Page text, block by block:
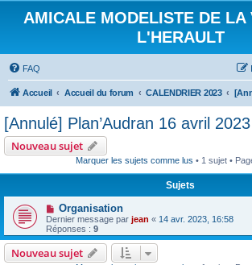
AMICALE MODELISTE DE LA
L'HERAULT
FAQ
Accueil Accueil du forum CALENDRIER 2023
[Annulé] Plan’Audran 16 avril 2023
Nouveau sujet
Marquer les sujets comme lus • 1 sujet •
Sujets
Organisation
Dernier message par jean « 14 avr. 2023, 16:58
Réponses : 9
Nouveau sujet